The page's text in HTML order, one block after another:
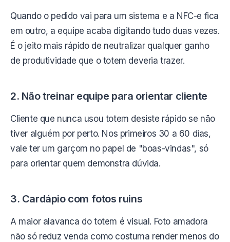
Quando o pedido vai para um sistema e a NFC-e fica
em outro, a equipe acaba digitando tudo duas vezes.
É o jeito mais rápido de neutralizar qualquer ganho
de produtividade que o totem deveria trazer.
2. Não treinar equipe para orientar cliente
Cliente que nunca usou totem desiste rápido se não
tiver alguém por perto. Nos primeiros 30 a 60 dias,
vale ter um garçom no papel de "boas-vindas", só
para orientar quem demonstra dúvida.
3. Cardápio com fotos ruins
A maior alavanca do totem é visual. Foto amadora
não só reduz venda como costuma render menos do